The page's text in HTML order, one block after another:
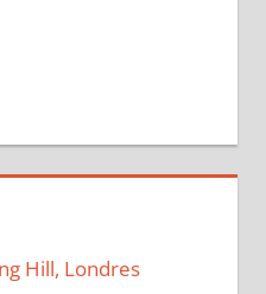
Hill, Londres